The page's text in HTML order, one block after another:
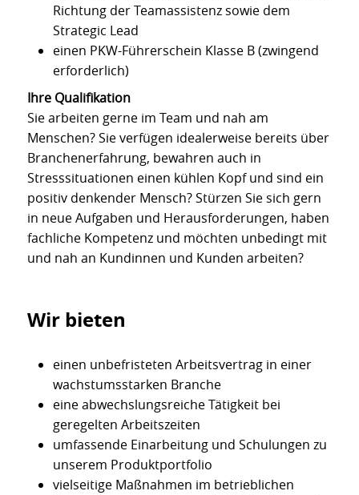
Richtung der Teamassistenz sowie dem
Strategic Lead
einen PKW-Führerschein Klasse B (zwingend
erforderlich)
Ihre Qualifikation
Sie arbeiten gerne im Team und nah am
Menschen? Sie verfügen idealerweise bereits über
Branchenerfahrung, bewahren auch in
Stresssituationen einen kühlen Kopf und sind ein
positiv denkender Mensch? Stürzen Sie sich gern
in neue Aufgaben und Herausforderungen, haben
fachliche Kompetenz und möchten unbedingt mit
und nah an Kundinnen und Kunden arbeiten?
Wir bieten
einen unbefristeten Arbeitsvertrag in einer
wachstumsstarken Branche
eine abwechslungsreiche Tätigkeit bei
geregelten Arbeitszeiten
umfassende Einarbeitung und Schulungen zu
unserem Produktportfolio
vielseitige Maßnahmen im betrieblichen